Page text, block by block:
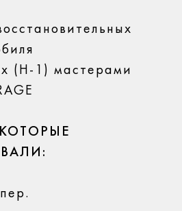
(H-1) мастерами